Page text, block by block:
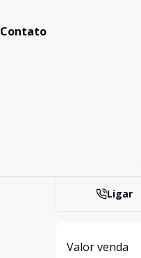
Contato
Ligar
Valor venda